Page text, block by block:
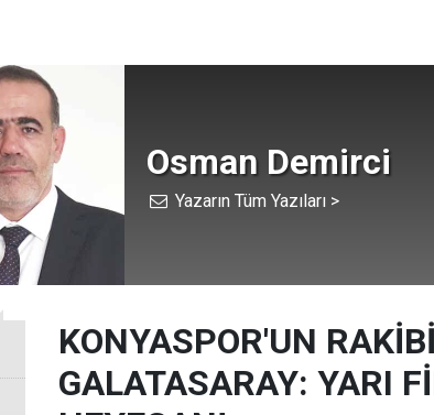
Osman Demirci
Yazarın Tüm Yazıları >
KONYASPOR'UN RAKİBİ
GALATASARAY: YARI